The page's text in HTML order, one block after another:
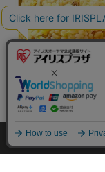
在庫切れ mail_outline
HOME 探す